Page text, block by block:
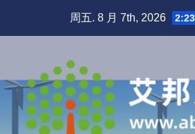
周五. 8 月 7th, 2026